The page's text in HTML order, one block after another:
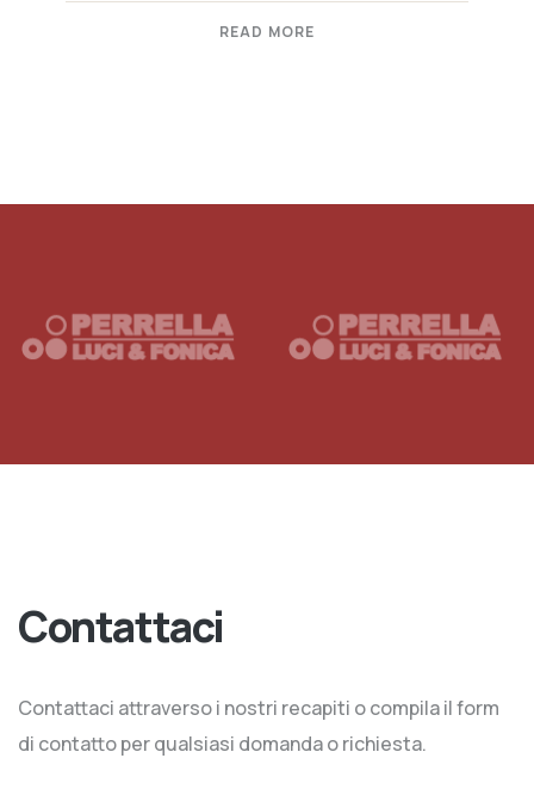
READ MORE
Contattaci
Contattaci attraverso i nostri recapiti o compila il form
di contatto per qualsiasi domanda o richiesta.